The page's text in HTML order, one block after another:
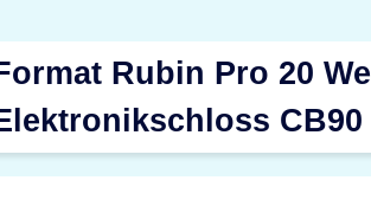
Rubin Pro 20
CB90